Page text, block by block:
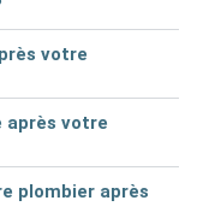
votre
après votre
plombier après